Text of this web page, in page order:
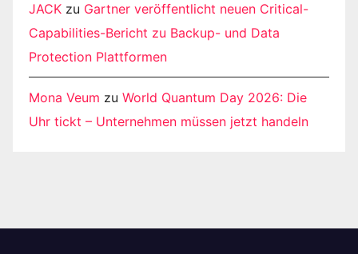
JACK zu Gartner veröffentlicht neuen Critical-
Capabilities-Bericht zu Backup- und Data
Protection Plattformen
Mona Veum zu World Quantum Day 2026: Die
Uhr tickt – Unternehmen müssen jetzt handeln